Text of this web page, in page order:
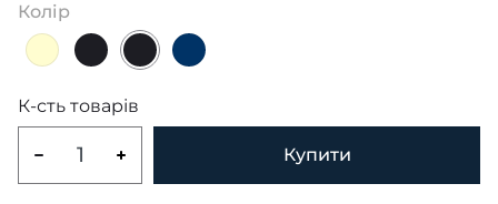
Колір
К-сть товарів
Купити